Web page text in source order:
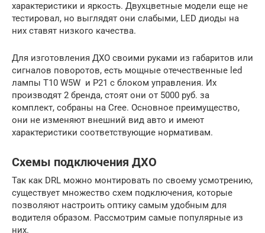
характеристики и яркость. Двухцветные модели еще не
тестировал, но выглядят они слабыми, LED диоды на
них ставят низкого качества.
Для изготовления ДХО своими руками из габаритов или
сигналов поворотов, есть мощные отечественные led
лампы T10 W5W и P21 с блоком управления. Их
производят 2 бренда, стоят они от 5000 руб. за
комплект, собраны на Cree. Основное преимущество,
они не изменяют внешний вид авто и имеют
характеристики соответствующие нормативам.
Схемы подключения ДХО
Так как DRL можно монтировать по своему усмотрению,
существует множество схем подключения, которые
позволяют настроить оптику самым удобным для
водителя образом. Рассмотрим самые популярные из
них.